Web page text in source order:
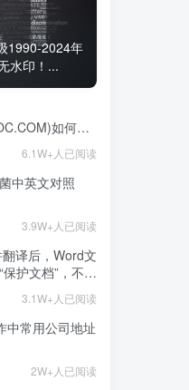
1990-2024年
水印！...
如何使
6.1W+人已阅读
中英文对照
3.9W+人已阅读
译后，Word文
护文档”，不可
3.1W+人已阅读
中常用公司地址
2W+人已阅读